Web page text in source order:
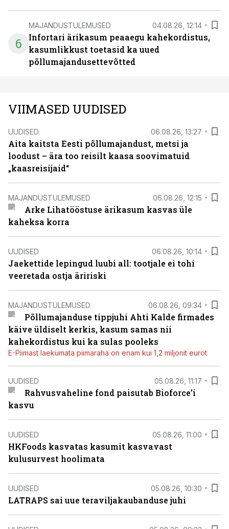
6
MAJANDUSTULEMUSED 04.08.26, 12:14
Infortari ärikasum peaaegu kahekordistus,
kasumlikkust toetasid ka uued
põllumajandusettevõtted
VIIMASED UUDISED
UUDISED 06.08.26, 13:27
Aita kaitsta Eesti põllumajandust, metsi ja
loodust – ära too reisilt kaasa soovimatuid
„kaasreisijaid“
MAJANDUSTULEMUSED 06.08.26, 12:15
Arke Lihatööstuse ärikasum kasvas üle
kaheksa korra
UUDISED 06.08.26, 10:14
Jaekettide lepingud luubi all: tootjale ei tohi
veeretada ostja äririski
MAJANDUSTULEMUSED 06.08.26, 09:34
Põllumajanduse tippjuhi Ahti Kalde firmades
käive üldiselt kerkis, kasum samas nii
kahekordistus kui ka sulas pooleks
E-Piimast laekumata piimaraha on enam kui 1,2 miljonit eurot
UUDISED 05.08.26, 11:17
Rahvusvaheline fond paisutab Bioforce’i
kasvu
UUDISED 05.08.26, 11:00
HKFoods kasvatas kasumit kasvavast
kulusurvest hoolimata
UUDISED 05.08.26, 10:30
LATRAPS sai uue teraviljakaubanduse juhi